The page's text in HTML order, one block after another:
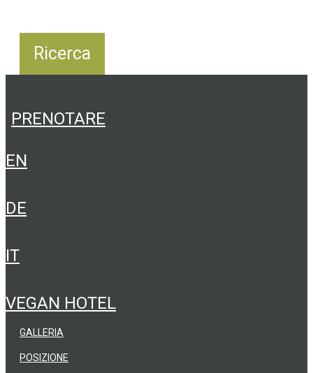
VEGAN HOTEL
GALLERIA
POSIZIONE
PRENOTARE
EN
DE
IT